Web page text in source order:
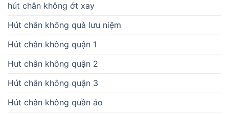
hút chân không ớt xay
Hút chân không quà lưu niệm
Hút chân không quận 1
Hut chân không quận 2
Hút chân không quận 3
Hút chân không quần áo